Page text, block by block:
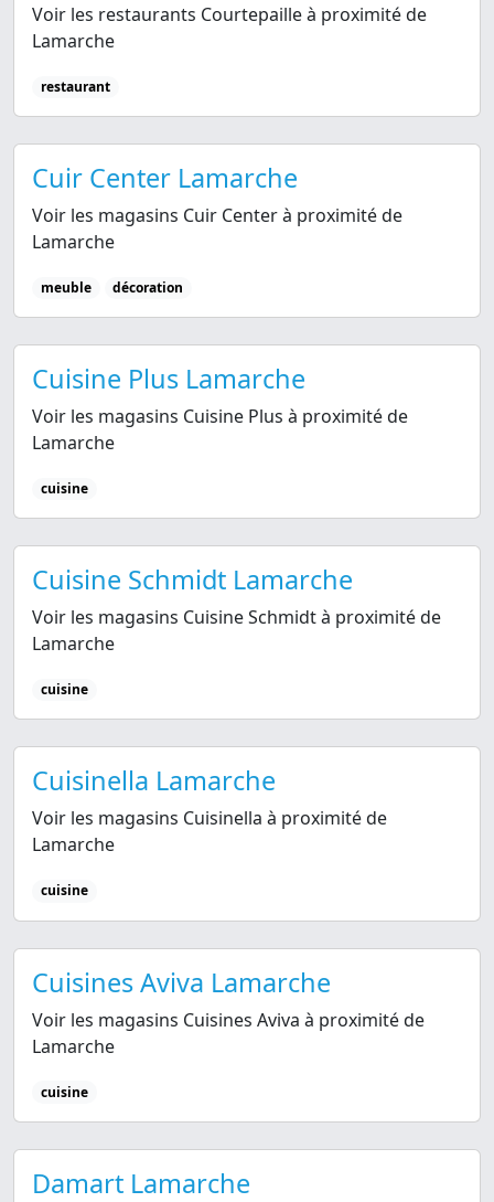
Voir les restaurants Courtepaille à proximité de
Lamarche
restaurant
Cuir Center Lamarche
Voir les magasins Cuir Center à proximité de
Lamarche
meuble décoration
Cuisine Plus Lamarche
Voir les magasins Cuisine Plus à proximité de
Lamarche
cuisine
Cuisine Schmidt Lamarche
Voir les magasins Cuisine Schmidt à proximité de
Lamarche
cuisine
Cuisinella Lamarche
Voir les magasins Cuisinella à proximité de
Lamarche
cuisine
Cuisines Aviva Lamarche
Voir les magasins Cuisines Aviva à proximité de
Lamarche
cuisine
Damart Lamarche